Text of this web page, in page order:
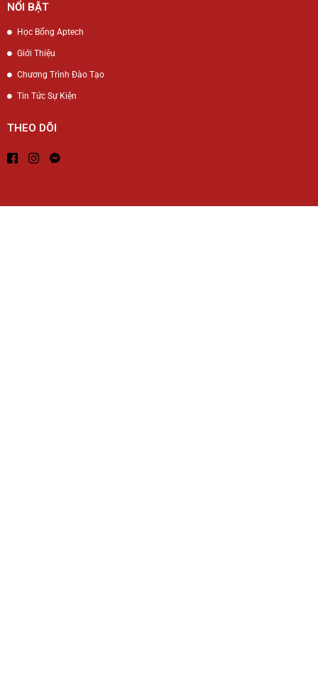
NỔI BẬT
Học Bổng Aptech
Giới Thiệu
Chương Trình Đào Tạo
Tin Tức Sự Kiện
THEO DÕI